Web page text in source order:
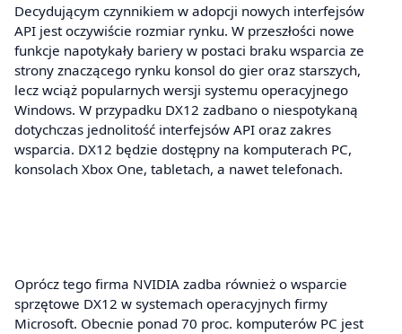
Decydującym czynnikiem w adopcji nowych interfejsów
API jest oczywiście rozmiar rynku. W przeszłości nowe
funkcje napotykały bariery w postaci braku wsparcia ze
strony znaczącego rynku konsol do gier oraz starszych,
lecz wciąż popularnych wersji systemu operacyjnego
Windows. W przypadku DX12 zadbano o niespotykaną
dotychczas jednolitość interfejsów API oraz zakres
wsparcia. DX12 będzie dostępny na komputerach PC,
konsolach Xbox One, tabletach, a nawet telefonach.
Oprócz tego firma NVIDIA zadba również o wsparcie
sprzętowe DX12 w systemach operacyjnych firmy
Microsoft. Obecnie ponad 70 proc. komputerów PC jest